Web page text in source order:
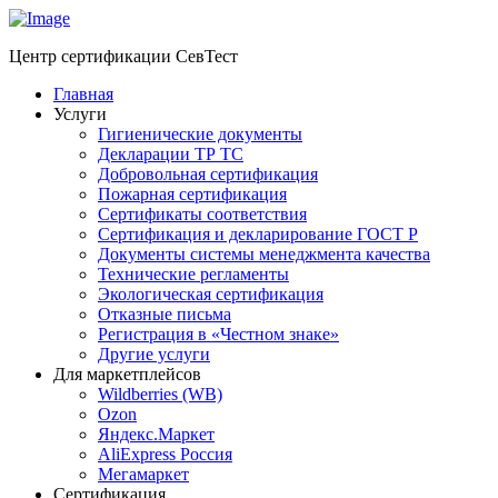
Центр сертификации СевТест
Главная
Услуги
Гигиенические документы
Декларации ТР ТС
Добровольная сертификация
Пожарная сертификация
Сертификаты соответствия
Сертификация и декларирование ГОСТ Р
Документы системы менеджмента качества
Технические регламенты
Экологическая сертификация
Отказные письма
Регистрация в «Честном знаке»
Другие услуги
Для маркетплейсов
Wildberries (WB)
Ozon
Яндекс.Маркет
AliExpress Россия
Мегамаркет
Сертификация